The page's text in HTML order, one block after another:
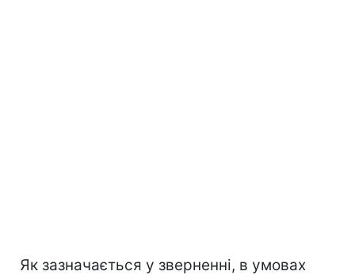
Як зазначається у зверненні, в умовах